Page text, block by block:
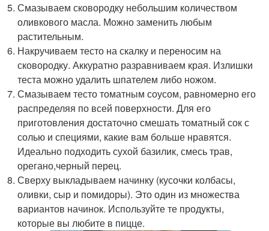
Смазываем сковородку небольшим количеством
оливкового масла. Можно заменить любым
растительным.
Накручиваем тесто на скалку и переносим на
сковородку. Аккуратно разравниваем края. Излишки
теста можно удалить шпателем либо ножом.
Смазываем тесто томатным соусом, равномерно его
распределяя по всей поверхности. Для его
приготовления достаточно смешать томатный сок с
солью и специями, какие вам больше нравятся.
Идеально подходить сухой базилик, смесь трав,
орегано,черный перец.
Сверху выкладываем начинку (кусочки колбасы,
оливки, сыр и помидоры). Это один из множества
вариантов начинок. Используйте те продукты,
которые вы любите в пицце.